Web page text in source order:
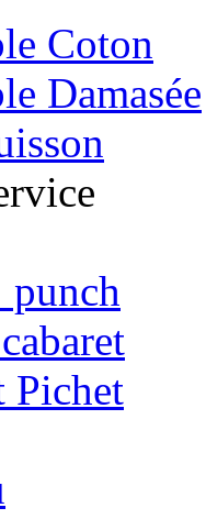
Coton
Damasée
Pichet